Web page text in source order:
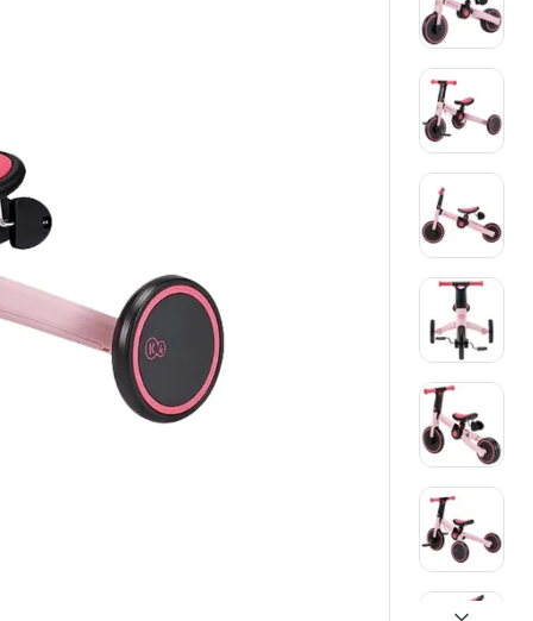
next